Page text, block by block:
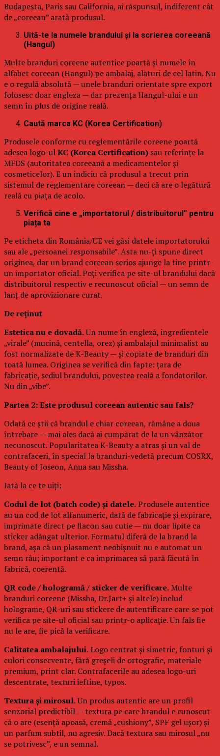
Budapesta, Paris sau California, ai răspunsul, indiferent cât
de „coreean” arată produsul.
Uită-te la numele brandului și la scrierea coreeană
(Hangul)
Multe branduri coreene autentice poartă și numele în
alfabet coreean (Hangul) pe ambalaj, alături de cel latin. Nu
e o regulă absolută — unele branduri orientate spre export
folosesc doar engleza — dar prezența Hangul-ului e un
semn în plus de origine reală.
Caută marca KC (Korea Certification)
Produsele conforme cu reglementările coreene poartă
adesea logo-ulKC (Korea Certification) sau referințe la
MFDS (autoritatea coreeană a medicamentelor și
cosmeticelor). E un indiciu că produsul a trecut prin
sistemul de reglementare coreean — deci că are o legătură
reală cu piața de acolo.
Verifică cine e „importatorul / distribuitorul” pentru
piața ta
Pe eticheta din România/UE vei găsi datele importatorului
sau ale „persoanei responsabile”. Asta nu-ți spune direct
originea, dar un brand coreean serios ajunge la tine printr-
un importator oficial. Poți verifica pe site-ul brandului dacă
distribuitorul respectiv e recunoscut oficial — un semn de
lanț de aprovizionare curat.
De reținut
Estetica nu e dovadă.Un nume în engleză, ingredientele
„virale” (mucină, centella, orez) și ambalajul minimalist au
fost normalizate de K-Beauty — și copiate de branduri din
toată lumea. Originea se verifică din fapte: țara de
fabricație, sediul brandului, povestea reală a fondatorilor.
Nu din „vibe”.
Partea 2: Este produsul coreean autentic sau fals?
Odată ce știi că brandul e chiar coreean, rămâne a doua
întrebare — mai ales dacă ai cumpărat de la un vânzător
necunoscut. Popularitatea K-Beauty a atras și un val de
contrafaceri, în special la branduri-vedetă precum COSRX,
Beauty of Joseon, Anua sau Missha.
Iată la ce te uiți:
Codul de lot (batch code) și datele.Produsele autentice
au un cod de lot alfanumeric, dată de fabricație și expirare,
imprimate direct pe flacon sau cutie — nu doar lipite ca
sticker adăugat ulterior. Formatul diferă de la brand la
brand, așa că un plasament neobișnuit nu e automat un
semn rău; important e ca imprimarea să pară făcută în
fabrică, coerentă.
QR code / hologramă / sticker de verificare.Multe
branduri coreene (Missha, Dr.Jart+ și altele) includ
holograme, QR-uri sau stickere de autentificare care se pot
verifica pe site-ul oficial sau printr-o aplicație. Un fals fie
nu le are, fie pică la verificare.
Calitatea ambalajului.Logo centrat și simetric, fonturi și
culori consecvente, fără greșeli de ortografie, materiale
premium, print clar. Contrafacerile au adesea logo-uri
descentrate, texturi ieftine, typos.
Textura și mirosul.Un produs autentic are un profil
senzorial predictibil — textura pe care brandul e cunoscut
că o are (esență apoasă, cremă „cushiony”, SPF gel ușor) și
un parfum subtil, nu agresiv. Dacă textura sau mirosul „nu
se potrivesc”, e un semnal.